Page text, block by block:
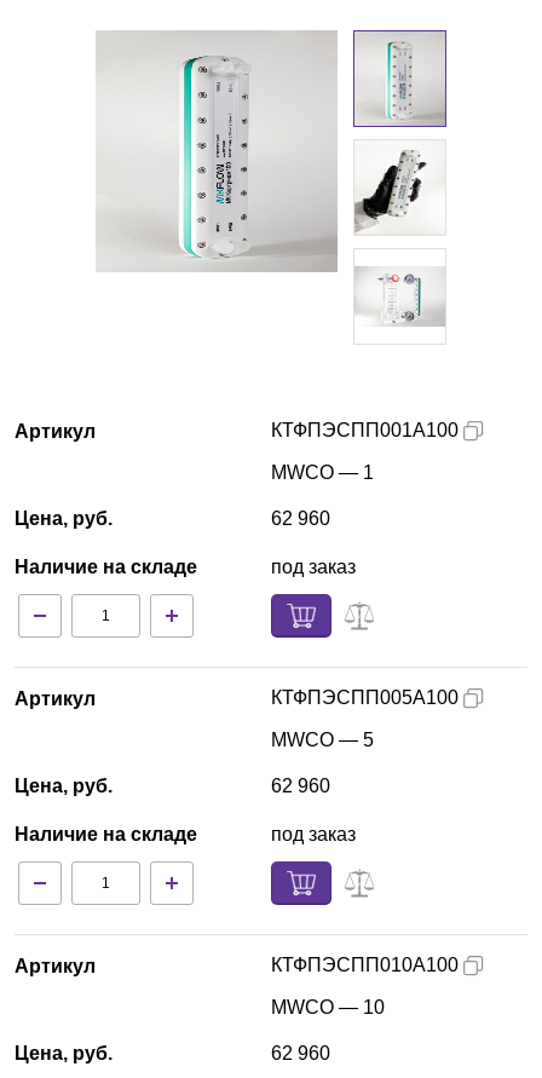
Екатеринбург
Контакты
Артикул
Цена, руб.
Наличие на складе
КТФПЭСПП001А100
MWCO — 1
62 960
под заказ
Артикул
Цена, руб.
Наличие на складе
КТФПЭСПП005А100
MWCO — 5
62 960
под заказ
Артикул
Цена, руб.
КТФПЭСПП010А100
MWCO — 10
62 960